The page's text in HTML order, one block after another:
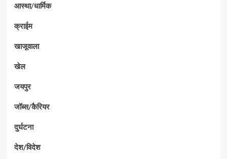
आस्था/धार्मिक
क्राईम
खाजूवाला
खेल
जयपुर
जॉब्स/कैरियर
दुर्घटना
देश/विदेश